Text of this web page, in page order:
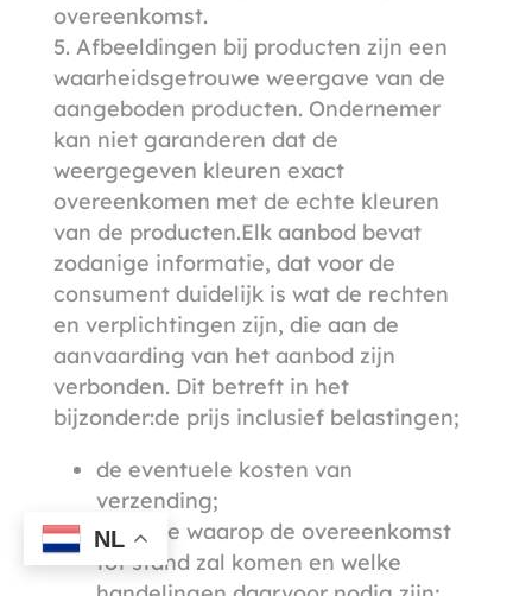
overeenkomst.
Afbeeldingen bij producten zijn een
waarheidsgetrouwe weergave van de
aangeboden producten. Ondernemer
kan niet garanderen dat de
weergegeven kleuren exact
overeenkomen met de echte kleuren
van de producten.Elk aanbod bevat
zodanige informatie, dat voor de
consument duidelijk is wat de rechten
en verplichtingen zijn, die aan de
aanvaarding van het aanbod zijn
verbonden. Dit betreft in het
bijzonder:de prijs inclusief belastingen;
de eventuele kosten van
verzending;
de wijze waarop de overeenkomst
tot stand zal komen en welke
NL